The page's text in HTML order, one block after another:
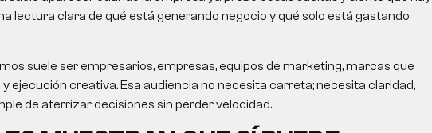
lectura clara de qué está generando negocio y qué solo está gastando
suele ser empresarios, empresas, equipos de marketing, marcas que
ejecución creativa. Esa audiencia no necesita carreta; necesita claridad,
de aterrizar decisiones sin perder velocidad.